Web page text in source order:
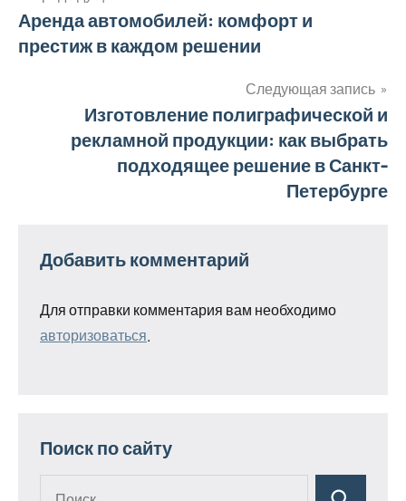
Навигация
по
Аренда автомобилей: комфорт и
престиж в каждом решении
Следующая запись
Изготовление полиграфической и
рекламной продукции: как выбрать
подходящее решение в Санкт-
Петербурге
Добавить комментарий
Для отправки комментария вам необходимо
авторизоваться
Поиск по сайту